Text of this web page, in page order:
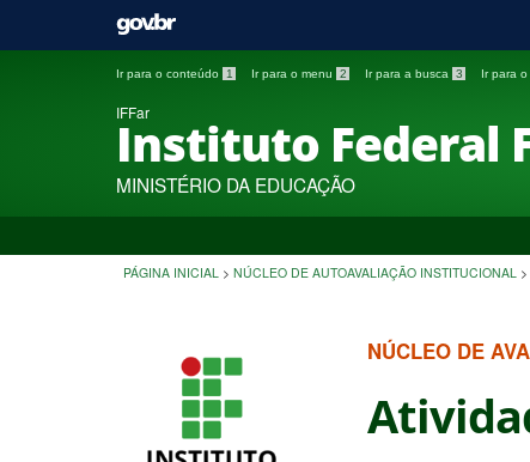
Ir para o conteúdo 1 Ir para o menu 2 Ir para a busca 3 Ir para
IFFar
Instituto Federal
MINISTÉRIO DA EDUCAÇÃO
PÁGINA INICIAL > NÚCLEO DE AUTOAVALIAÇÃO INSTITUCIONAL >
NÚCLEO DE